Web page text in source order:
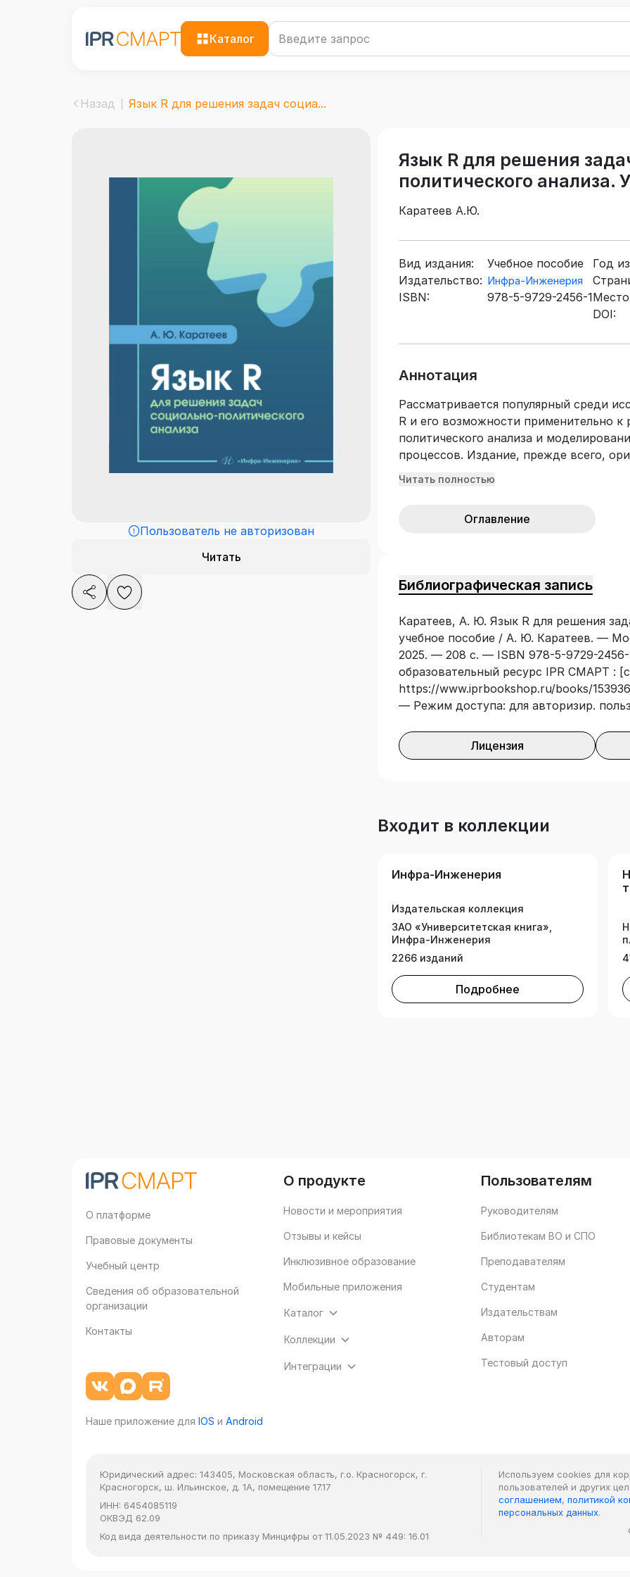
Каталог
Назад Язык R для решения задач социа...
Пользователь не авторизован
Читать
Язык R для решения
политического анализа.
Каратеев А.Ю.
Вид издания:
Учебное пособие
Издательство: Инфра-Инженерия
ISBN: 978-5-9729-2456-1
Год
DOI:
Аннотация
Рассматривается популярный среди
R и его возможности применительно
политического анализа и
процессов. Издание, прежде всего,
опыта программирования, но хотел бы
данных с помощью описательной
регионоведение», «Прикладная
задач прикладных исследований.
Читать полностью
Оглавление
Библиографическая запись
Каратеев, А. Ю. Язык R для решения
учебное пособие / А. Ю. Каратеев. —
2025. — 208 с. — ISBN 978-5-9729-
образовательный ресурс IPR СМАРТ :
https://www.iprbookshop.ru/books/
— Режим доступа: для авторизир.
Лицензия
Входит в коллекции
Инфра-Инженерия
Издательская коллекция
ЗАО «Университетская книга»,
Инфра-Инженерия
2266 изданий
Подробнее
О платформе
Правовые документы
Учебный центр
Сведения об образовательной
организации
Контакты
Наше приложение для IOS и Android
О продукте
Новости и мероприятия
Отзывы и кейсы
Инклюзивное образование
Мобильные приложения
Каталог
Коллекции
Интеграции
Пользователям
Руководителям
Библиотекам ВО и СПО
Преподавателям
Студентам
Издательствам
Авторам
Тестовый доступ
Юридический адрес: 143405, Московская область, г.о. Красногорск, г.
Красногорск, ш. Ильинское, д. 1А, помещение 17.17
ИНН: 6454085119
ОКВЭД 62.09
Код вида деятельности по приказу Минцифры от 11.05.2023 № 449: 16.01
Используем cookies для
пользователей и других
соглашением, политикой
персональных данных.